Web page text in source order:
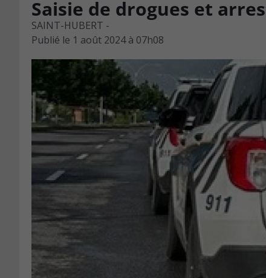
Saisie de drogues et
SAINT-HUBERT -
Publié le 1 août 2024 à 07h08